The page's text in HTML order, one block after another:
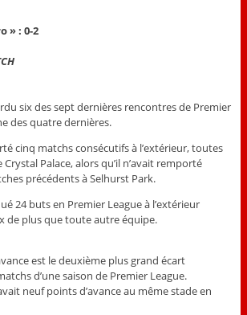
» : 0-2
six des sept dernières rencontres de Premier
des quatre dernières.
cinq matchs consécutifs à l’extérieur, toutes
Palace, alors qu’il n’avait remporté
précédents à Selhurst Park.
24 buts en Premier League à l’extérieur
de plus que toute autre équipe.
est le deuxième plus grand écart
d’une saison de Premier League.
neuf points d’avance au même stade en